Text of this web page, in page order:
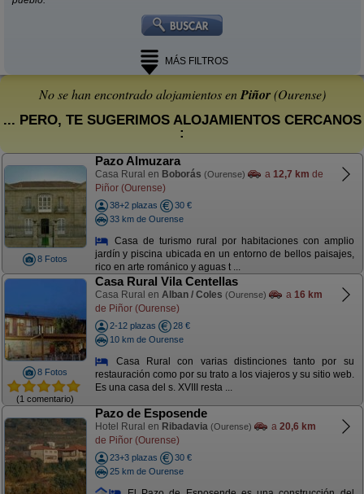
MÁS FILTROS
No se han encontrado alojamientos enPiñor(Ourense)
... PERO, TE SUGERIMOS ALOJAMIENTOS CERCANOS
:
8 Fotos
Pazo Almuzara
Casa Rural en Boborás (Ourense) a 12,7 km de
Piñor (Ourense)
38+2 plazas
30 €
33 km de Ourense
Casa de turismo rural por habitaciones con amplio
jardín y piscina ubicada en un entorno de bellos paisajes,
rico en arte románico y aguas t ...
8 Fotos
(1 comentario)
Casa Rural Vila Centellas
Casa Rural en Alban / Coles (Ourense) a 16 km
de Piñor (Ourense)
2-12 plazas
28 €
10 km de Ourense
Casa Rural con varias distinciones tanto por su
restauración como por su trato a los viajeros y su sitio web.
Es una casa del s. XVIII resta ...
Pazo de Esposende
Hotel Rural en Ribadavia (Ourense) a 20,6 km
de Piñor (Ourense)
23+3 plazas
30 €
25 km de Ourense